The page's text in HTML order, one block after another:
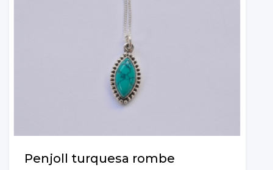
Penjoll turquesa rombe